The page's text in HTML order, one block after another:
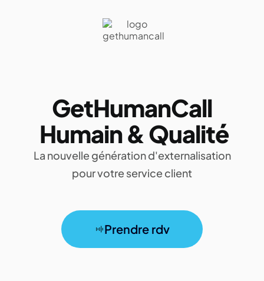
GetHumanCall
Humain & Qualité
La nouvelle génération d'externalisation
pour votre service client
Prendre rdv